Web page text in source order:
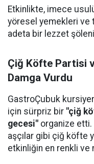
Etkinlikte, imece
yöresel yemekleri ve
adeta bir lezzet şöleni
Çiğ Köfte Partisi
Damga Vurdu
GastroÇubuk
için sürpriz bir "çiğ
gecesi" organize etti.
aşçılar gibi çiğ köfte
etkinliğin en renkli ve